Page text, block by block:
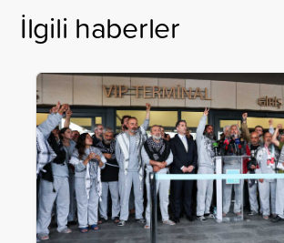
İlgili haberler